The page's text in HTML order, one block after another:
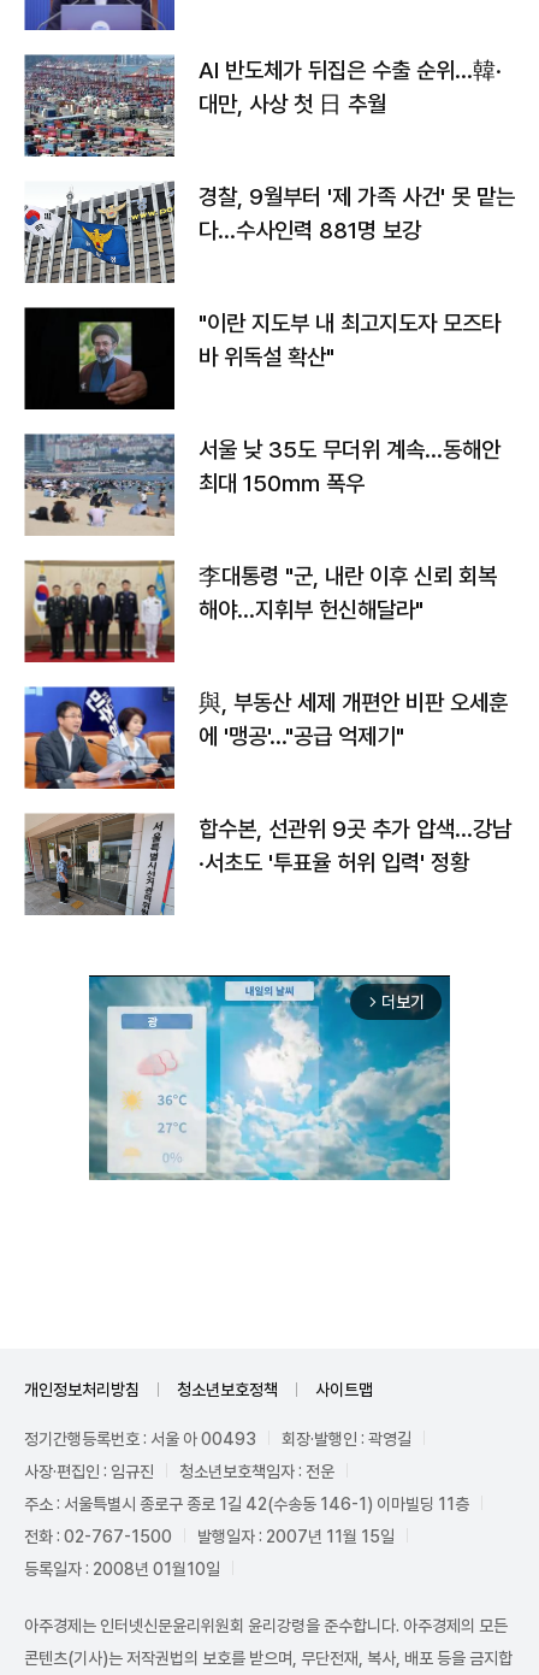
AI 반도체가 뒤집은 수출 순위…韓·
대만, 사상 첫 日 추월
경찰, 9월부터 '제 가족 사건' 못 맡는
다…수사인력 881명 보강
"이란 지도부 내 최고지도자 모즈타
바 위독설 확산"
서울 낮 35도 무더위 계속…동해안
최대 150㎜ 폭우
李대통령 "군, 내란 이후 신뢰 회복
해야…지휘부 헌신해달라"
與, 부동산 세제 개편안 비판 오세훈
에 '맹공'…"공급 억제기"
합수본, 선관위 9곳 추가 압색…강남
·서초도 '투표율 허위 입력' 정황
arrow_forward_ios 더보기
개인정보처리방침 청소년보호정책 사이트맵
정기간행등록번호 : 서울 아 00493
회장·발행인 : 곽영길
사장·편집인 : 임규진
청소년보호책임자 : 전운
주소 : 서울특별시 종로구 종로 1길 42(수송동 146-1) 이마빌딩 11층
전화 : 02-767-1500
발행일자 : 2007년 11월 15일
등록일자 : 2008년 01월10일
아주경제는 인터넷신문윤리위원회 윤리강령을 준수합니다. 아주경제의 모든
콘텐츠(기사)는 저작권법의 보호를 받으며, 무단전재, 복사, 배포 등을 금지합